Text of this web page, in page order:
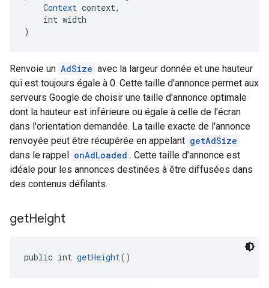
Context context,
int width
)
Renvoie un AdSize avec la largeur donnée et une hauteur
qui est toujours égale à 0. Cette taille d'annonce permet aux
serveurs Google de choisir une taille d'annonce optimale
dont la hauteur est inférieure ou égale à celle de l'écran
dans l'orientation demandée. La taille exacte de l'annonce
renvoyée peut être récupérée en appelant getAdSize
dans le rappel onAdLoaded . Cette taille d'annonce est
idéale pour les annonces destinées à être diffusées dans
des contenus défilants.
getHeight
public int getHeight()